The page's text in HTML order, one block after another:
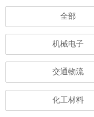
全部
机械电子
交通物流
化工材料